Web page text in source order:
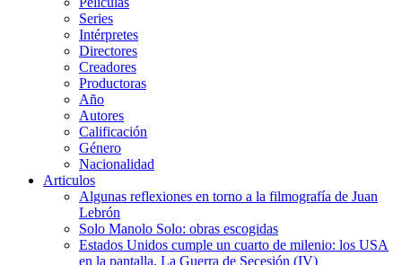
Series
Intérpretes
Directores
Creadores
Productoras
Año
Autores
Calificación
Género
Nacionalidad
Articulos
Algunas reflexiones en torno a la filmografía de Juan
Lebrón
Solo Manolo Solo: obras escogidas
Estados Unidos cumple un cuarto de milenio: los USA
en la pantalla. La Guerra de Secesión (IV)